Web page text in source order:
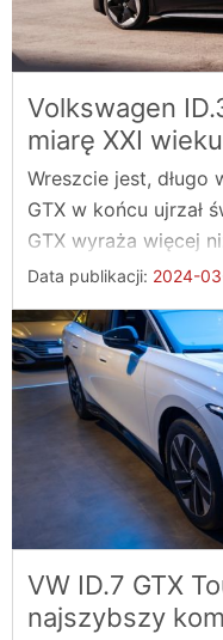
Volkswagen
miarę XXI wieku
Wreszcie jest, długo
GTX w końcu ujrzał
GTX wyraża więcej
Data publikacji: 2024-
VW ID.7 GTX
najszybszy